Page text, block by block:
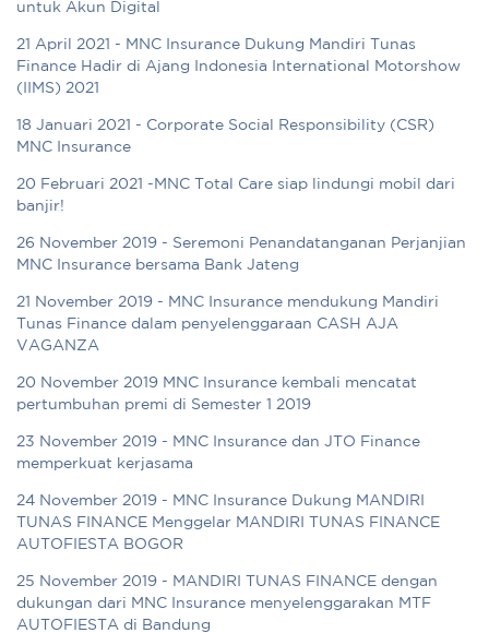
untuk Akun Digital
21 April 2021 - MNC Insurance Dukung Mandiri Tunas
Finance Hadir di Ajang Indonesia International Motorshow
(IIMS) 2021
18 Januari 2021 - Corporate Social Responsibility (CSR)
MNC Insurance
20 Februari 2021 -MNC Total Care siap lindungi mobil dari
banjir!
26 November 2019 - Seremoni Penandatanganan Perjanjian
MNC Insurance bersama Bank Jateng
21 November 2019 - MNC Insurance mendukung Mandiri
Tunas Finance dalam penyelenggaraan CASH AJA
VAGANZA
20 November 2019 MNC Insurance kembali mencatat
pertumbuhan premi di Semester 1 2019
23 November 2019 - MNC Insurance dan JTO Finance
memperkuat kerjasama
24 November 2019 - MNC Insurance Dukung MANDIRI
TUNAS FINANCE Menggelar MANDIRI TUNAS FINANCE
AUTOFIESTA BOGOR
25 November 2019 - MANDIRI TUNAS FINANCE dengan
dukungan dari MNC Insurance menyelenggarakan MTF
AUTOFIESTA di Bandung